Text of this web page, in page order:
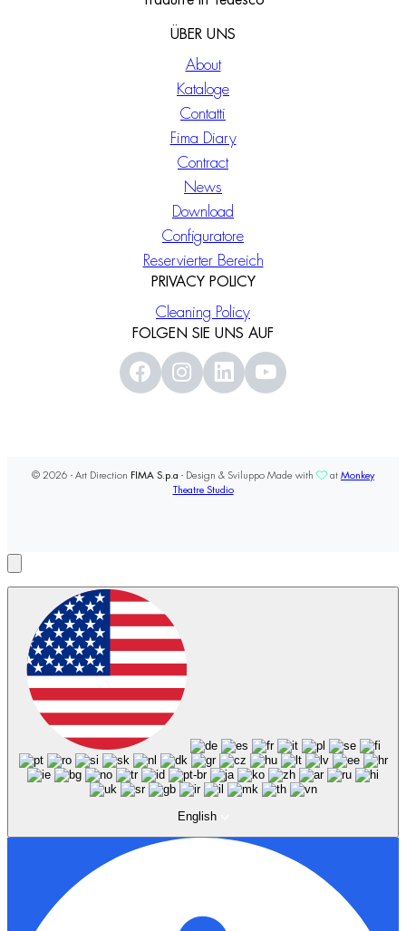
ÜBER UNS
About
Kataloge
Contatti
Fima Diary
Contract
News
Download
Configuratore
Reservierter Bereich
PRIVACY POLICY
Cleaning Policy
FOLGEN SIE UNS AUF
© 2026 - Art Direction FIMA S.p.a - Design & Sviluppo Made with at Monkey
Theatre Studio
English